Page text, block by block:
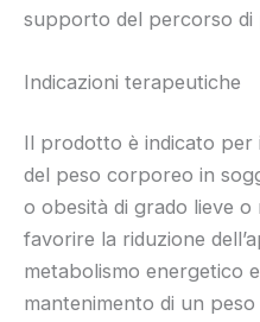
supporto del percorso di
Indicazioni terapeutiche
Il prodotto è indicato
del peso corporeo in
o obesità di grado lieve
favorire la riduzione
metabolismo energetico
mantenimento di un